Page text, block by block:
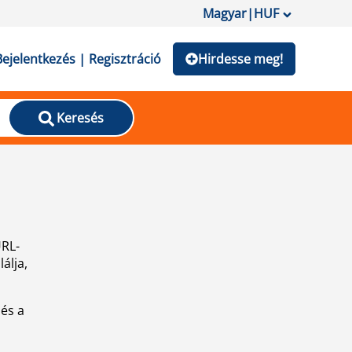
Magyar|HUF
| Regisztráció Hirdesse meg!
Keresés
a